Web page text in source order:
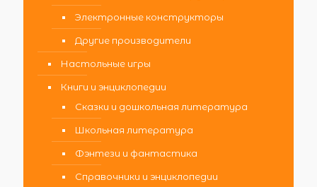
Электронные конструкторы
Другие производители
Настольные игры
Книги и энциклопедии
Сказки и дошкольная литература
Школьная литература
Фэнтези и фантастика
Справочники и энциклопедии